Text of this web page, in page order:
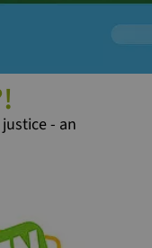
- an